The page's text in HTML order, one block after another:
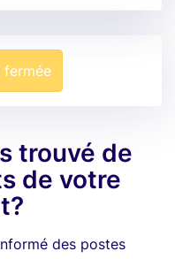
trouvé de
de votre
des postes